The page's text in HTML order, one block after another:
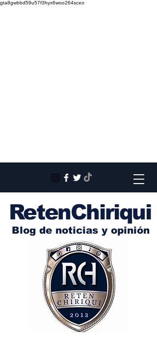
gta8gwbbd59u57f3hyx6woo264sceo
RetenChiriqui
Blog de noticias y opinión